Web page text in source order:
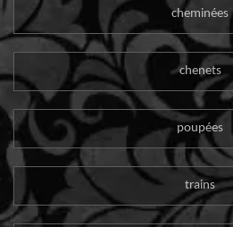
cheminées
chenets
poupées
trains